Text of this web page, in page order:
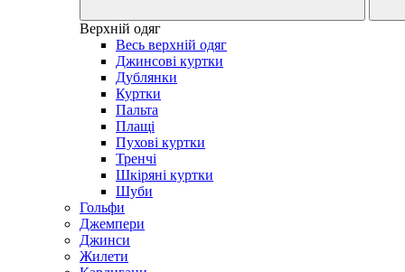
Верхній одяг
Весь верхній одяг
Джинсові куртки
Дублянки
Куртки
Пальта
Плащі
Пухові куртки
Тренчі
Шкіряні куртки
Шуби
Гольфи
Джемпери
Джинси
Жилети